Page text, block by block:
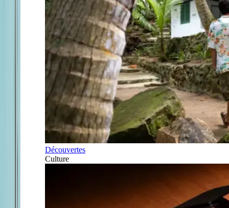
Découvertes
Culture